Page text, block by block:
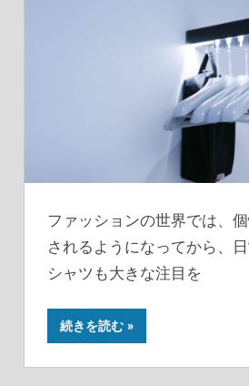
ファッションの世界では、
されるようになってから、
シャツも大きな注目を
続きを読む